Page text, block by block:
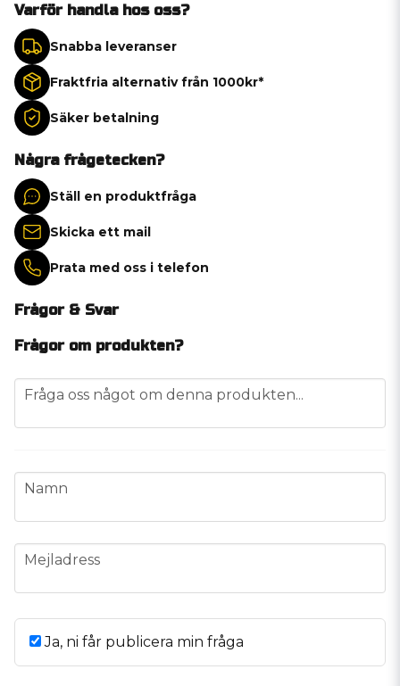
Varför handla hos oss?
Snabba leveranser
Fraktfria alternativ från 1000kr*
Säker betalning
Några frågetecken?
Ställ en produktfråga
Skicka ett mail
Prata med oss i telefon
Frågor & Svar
Frågor om produkten?
question
Fråga oss något om denna produkten...
name
Namn
email
Mejladress
Ja, ni får publicera min fråga